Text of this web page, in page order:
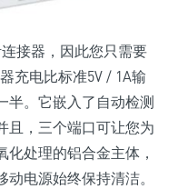
接器，因此您只需要
充电比标准5V / 1A输
半。它嵌入了自动检测
且，三个端口可让您为
处理的铝合金主体，
电源始终保持清洁。